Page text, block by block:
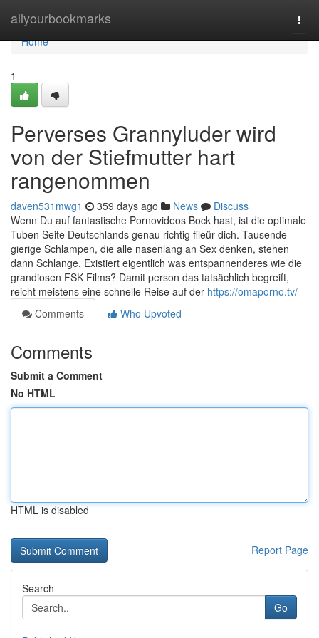
allyourbookmarks
Home
Home
1
Perverses Grannyluder wird
von der Stiefmutter hart
rangenommen
daven531mwg1 359 days ago News
Discuss
Wenn Du auf fantastische Pornovideos Bock hast, ist die optimale
Tuben Seite Deutschlands genau richtig fileür dich. Tausende
gierige Schlampen, die alle nasenlang an Sex denken, stehen
dann Schlange. Existiert eigentlich was entspannenderes wie die
grandiosen FSK Films? Damit person das tatsächlich begreift,
reicht meistens eine schnelle Reise auf der https://omaporno.tv/
Comments
Who Upvoted
Comments
Submit a Comment
No HTML
HTML is disabled
Report Page
Search
Go